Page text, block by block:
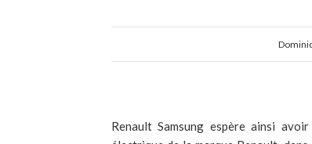
Renault Samsung espère ainsi